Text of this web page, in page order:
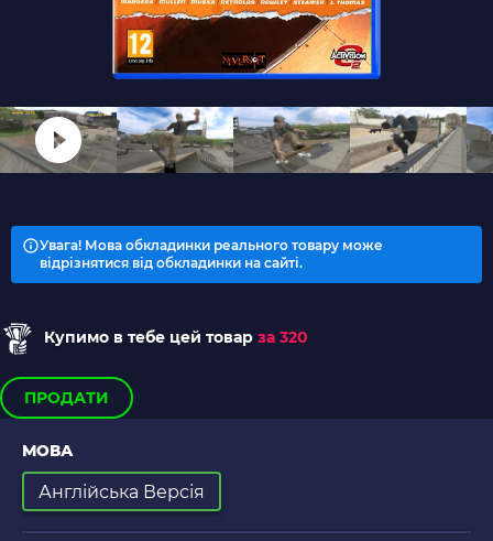
Увага! Мова обкладинки реального товару може
відрізнятися від обкладинки на сайті.
Купимо в тебе цей товар за 320
ПРОДАТИ
МОВА
Англійська Версія